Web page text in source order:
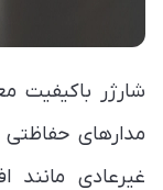
شارژر باکیفیت
مدارهای حفاظتی
غیرعادی مانند